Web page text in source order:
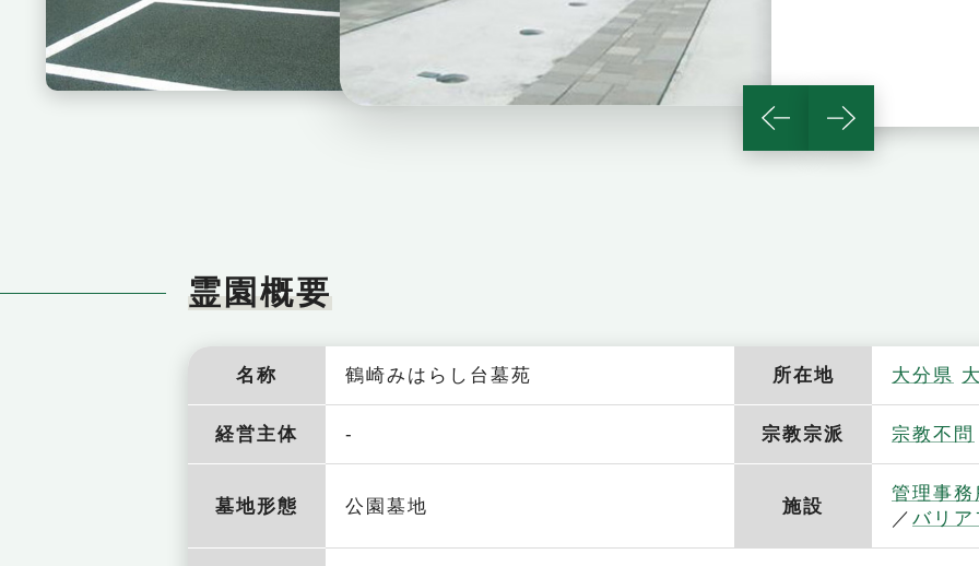
霊園概要
名称 鶴崎みはらし台墓苑 所在地 大分県
経営主体 - 宗教宗派 宗教不問
墓地形態 公園墓地 施設
管理事務
バリ